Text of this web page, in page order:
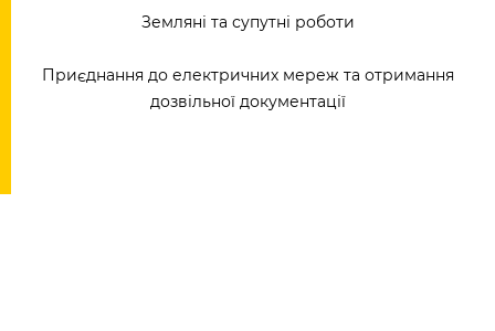
Земляні та супутні роботи
Приєднання до електричних мереж та отримання
дозвільної документації